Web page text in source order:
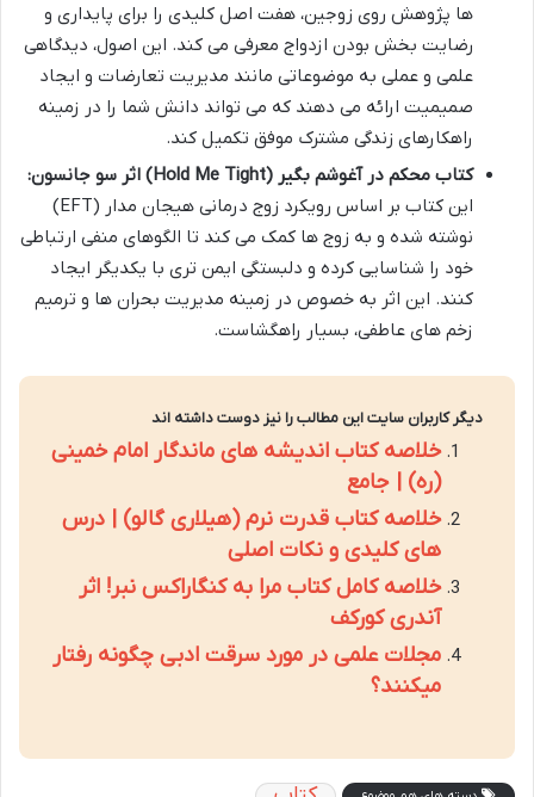
ها پژوهش روی زوجین، هفت اصل کلیدی را برای پایداری و
رضایت بخش بودن ازدواج معرفی می کند. این اصول، دیدگاهی
علمی و عملی به موضوعاتی مانند مدیریت تعارضات و ایجاد
صمیمیت ارائه می دهند که می تواند دانش شما را در زمینه
راهکارهای زندگی مشترک موفق تکمیل کند.
کتاب محکم در آغوشم بگیر (Hold Me Tight) اثر سو جانسون:
این کتاب بر اساس رویکرد زوج درمانی هیجان مدار (EFT)
نوشته شده و به زوج ها کمک می کند تا الگوهای منفی ارتباطی
خود را شناسایی کرده و دلبستگی ایمن تری با یکدیگر ایجاد
کنند. این اثر به خصوص در زمینه مدیریت بحران ها و ترمیم
زخم های عاطفی، بسیار راهگشاست.
دیگر کاربران سایت این مطالب را نیز دوست داشته اند
خلاصه کتاب اندیشه های ماندگار امام خمینی
(ره) | جامع
خلاصه کتاب قدرت نرم (هیلاری گالو) | درس
های کلیدی و نکات اصلی
خلاصه کامل کتاب مرا به کنگاراکس نبر! اثر
آندری کورکف
مجلات علمی در مورد سرقت ادبی چگونه رفتار
میکنند؟